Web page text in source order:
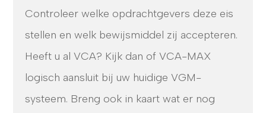
Controleer welke opdrachtgevers deze eis
stellen en welk bewijsmiddel zij accepteren.
Heeft u al VCA? Kijk dan of VCA-MAX
logisch aansluit bij uw huidige VGM-
systeem. Breng ook in kaart wat er nog